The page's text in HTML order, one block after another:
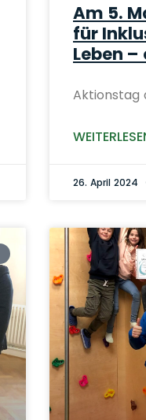
Am 5.
für
Leben
Aktionstag
26. April 2024